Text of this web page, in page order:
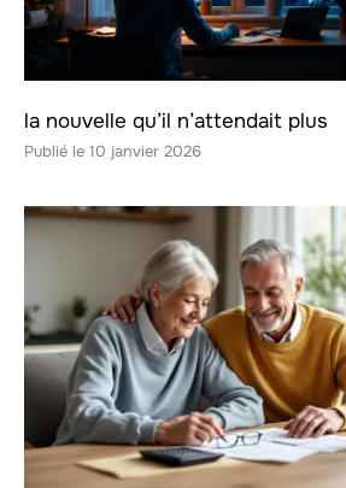
la nouvelle qu’il n’attendait plus
10 janvier 2026